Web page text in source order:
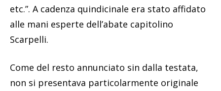
etc.”. A cadenza quindicinale era stato affidato
alle mani esperte dell’abate capitolino
Scarpelli.
Come del resto annunciato sin dalla testata,
non si presentava particolarmente originale